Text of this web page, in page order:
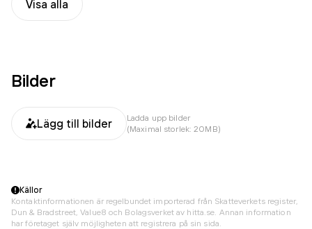
Visa alla
Bilder
Lägg till bilder
Ladda upp bilder
(Maximal storlek: 20MB)
Källor
Kontaktinformationen är regelbundet importerad från Skatteverkets register,
Dun & Bradstreet, Value8 och Bolagsverket av hitta.se. Annan information
har företaget själv möjligheten att registrera på sin sida.